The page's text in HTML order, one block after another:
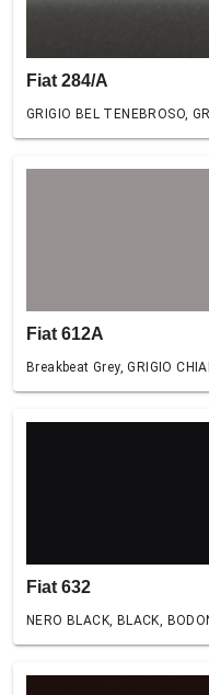
Fiat 284/A
GRIGIO BEL TENEBROSO,
Fiat 612A
Breakbeat Grey, GRIGIO
Fiat 632
NERO BLACK, BLACK,